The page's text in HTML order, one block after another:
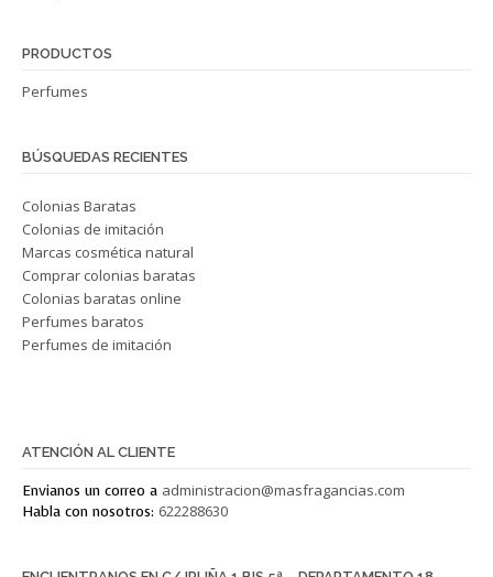
PRODUCTOS
Perfumes
BÚSQUEDAS RECIENTES
Colonias Baratas
Colonias de imitación
Marcas cosmética natural
Comprar colonias baratas
Colonias baratas online
Perfumes baratos
Perfumes de imitación
ATENCIÓN AL CLIENTE
Envianos un correo a administracion@masfragancias.com
Habla con nosotros: 622288630